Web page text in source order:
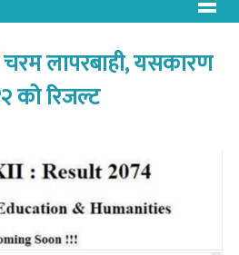
चरम लापरबाही, यसकारण
को रिजल्ट